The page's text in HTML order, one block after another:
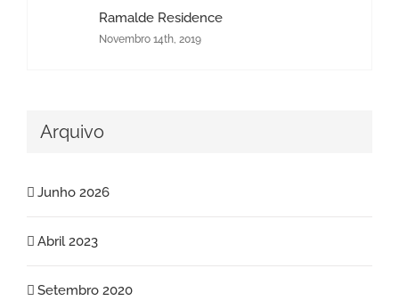
Ramalde Residence
Novembro 14th, 2019
Arquivo
Junho 2026
Abril 2023
Setembro 2020